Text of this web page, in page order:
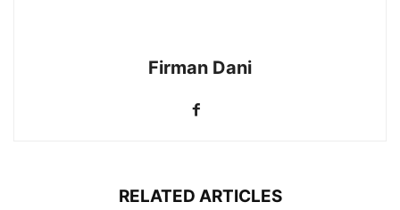
Firman Dani
RELATED ARTICLES